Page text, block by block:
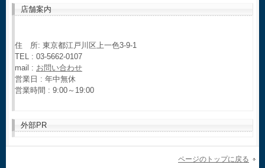
店舗案内
住 所: 東京都江戸川区上一色3-9-1
TEL : 03-5662-0107
mail : お問い合わせ
営業日 : 年中無休
営業時間 : 9:00～19:00
外部PR
ページのトップに戻る